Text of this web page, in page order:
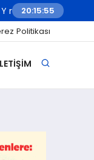
Lucid Cosmos
20:15:57
Politikası